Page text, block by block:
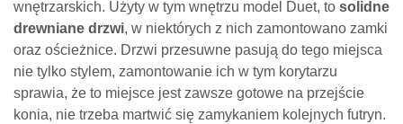
wnętrzarskich. Użyty w tym wnętrzu model Duet, to solidne
drewniane drzwi, w niektórych z nich zamontowano zamki
oraz ościeżnice. Drzwi przesuwne pasują do tego miejsca
nie tylko stylem, zamontowanie ich w tym korytarzu
sprawia, że to miejsce jest zawsze gotowe na przejście
konia, nie trzeba martwić się zamykaniem kolejnych futryn.